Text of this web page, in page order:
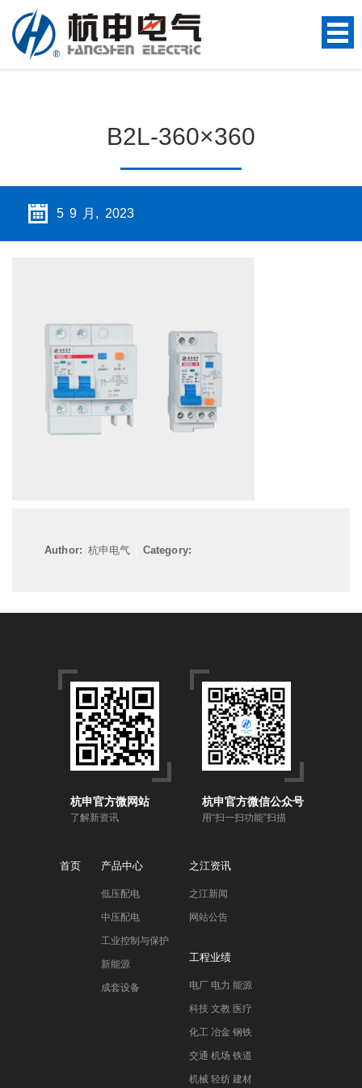
B2L-360×360
5 9 月, 2023
Author: 杭申电气| Category:
杭申官方微网站
了解新资讯
杭申官方微信公众号
用“扫一扫功能”扫描
首页 产品中心
低压配电
中压配电
工业控制与保护
新能源
成套设备
之江资讯
之江新闻
网站公告
工程业绩
电厂 电力 能源
科技 文教 医疗
化工 冶金 钢铁
交通 机场 铁道
机械 轻纺 建材